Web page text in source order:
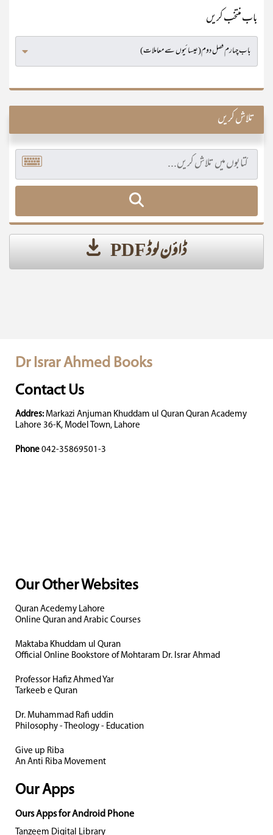
باب منتخب کریں
تلاش کریں
ڈاؤن لوڈ PDF
Dr Israr Ahmed Books
Contact Us
Addres: Markazi Anjuman Khuddam ul Quran Quran Academy
Lahore 36-K, Model Town, Lahore
Phone 042-35869501-3
Our Other Websites
Quran Acedemy Lahore
Online Quran and Arabic Courses
Maktaba Khuddam ul Quran
Official Online Bookstore of Mohtaram Dr. Israr Ahmad
Professor Hafiz Ahmed Yar
Tarkeeb e Quran
Dr. Muhammad Rafi uddin
Philosophy - Theology - Education
Give up Riba
An Anti Riba Movement
Our Apps
Ours Apps for Android Phone
Tanzeem Digital Library